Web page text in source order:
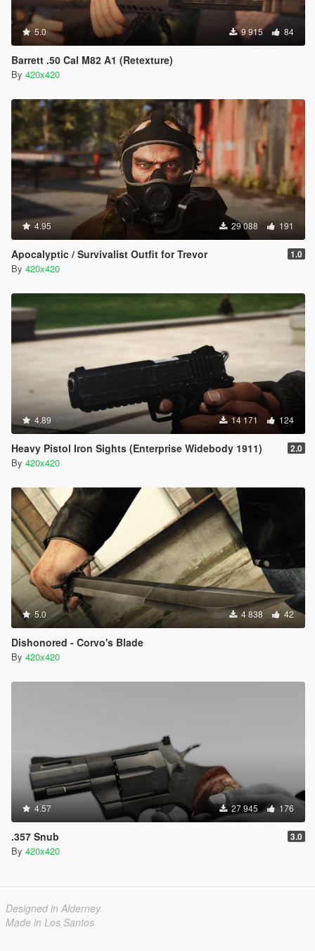
5.0 9 915 84
Barrett .50 Cal M82 A1 (Retexture)
By 420x420
4.95 29 088 191
Apocalyptic / Survivalist Outfit for Trevor 1.0
By 420x420
4.89 14 171 124
Heavy Pistol Iron Sights (Enterprise Widebody 1911) 2.0
By 420x420
5.0 4 838 42
Dishonored - Corvo's Blade
By 420x420
4.57 27 945 176
.357 Snub 3.0
By 420x420
Designed in Alderney
Made in Los Santos